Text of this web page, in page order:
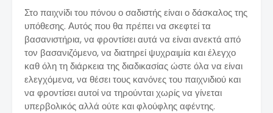
Στο παιχνίδι του πόνου ο σαδιστής είναι ο δάσκαλος της
υπόθεσης. Αυτός που θα πρέπει να σκεφτεί τα
βασανιστήρια, να φροντίσει αυτά να είναι ανεκτά από
τον βασανιζόμενο, να διατηρεί ψυχραιμία και έλεγχο
καθ όλη τη διάρκεια της διαδικασίας ώστε όλα να είναι
ελεγχόμενα, να θέσει τους κανόνες του παιχνιδιού και
να φροντίσει αυτοί να τηρούνται χωρίς να γίνεται
υπερβολικός αλλά ούτε και φλούφλης αφέντης.